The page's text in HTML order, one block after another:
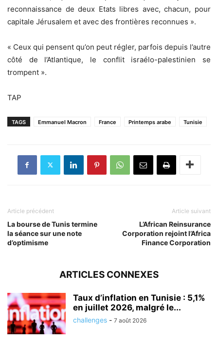
reconnaissance de deux Etats libres avec, chacun, pour
capitale Jérusalem et avec des frontières reconnues ».
« Ceux qui pensent qu’on peut régler, parfois depuis l’autre
côté de l’Atlantique, le conflit israélo-palestinien se
trompent ».
TAP
TAGS Emmanuel Macron France Printemps arabe Tunisie
Article précédent
La bourse de Tunis termine
la séance sur une note
d’optimisme
Article suivant
L’African Reinsurance
Corporation rejoint l’Africa
Finance Corporation
ARTICLES CONNEXES
Taux d’inflation en Tunisie : 5,1%
en juillet 2026, malgré le...
challenges - 7 août 2026